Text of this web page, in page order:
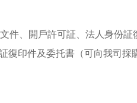
件、開戶許可証、法人身份証
復印件及委托書（可向我司採